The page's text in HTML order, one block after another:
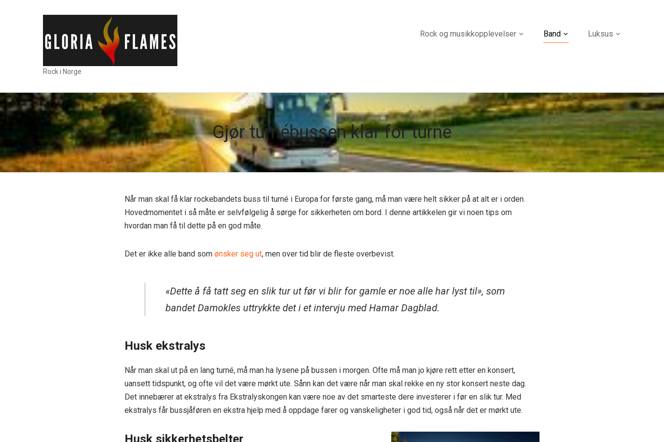
Rock i Norge
Rock og musikkopplevelser Band Luksus
Gjør turnébussen klar for turné
Når man skal få klar rockebandets buss til turné i Europa for første gang, må man være helt sikker på at alt er i orden.
Hovedmomentet i så måte er selvfølgelig å sørge for sikkerheten om bord. I denne artikkelen gir vi noen tips om
hvordan man få til dette på en god måte.
Det er ikke alle band som ønsker seg ut, men over tid blir de fleste overbevist.
«Dette å få tatt seg en slik tur ut før vi blir for gamle er noe alle har lyst til», som
bandet Damokles uttrykkte det i et intervju med Hamar Dagblad.
Husk ekstralys
Når man skal ut på en lang turné, må man ha lysene på bussen i morgen. Ofte må man jo kjøre rett etter en konsert,
uansett tidspunkt, og ofte vil det være mørkt ute. Sånn kan det være når man skal rekke en ny stor konsert neste dag.
Det innebærer at ekstralys fra Ekstralyskongen kan være noe av det smarteste dere investerer i før en slik tur. Med
ekstralys får bussjåføren en ekstra hjelp med å oppdage farer og vanskeligheter i god tid, også når det er mørkt ute.
Husk sikkerhetsbelter